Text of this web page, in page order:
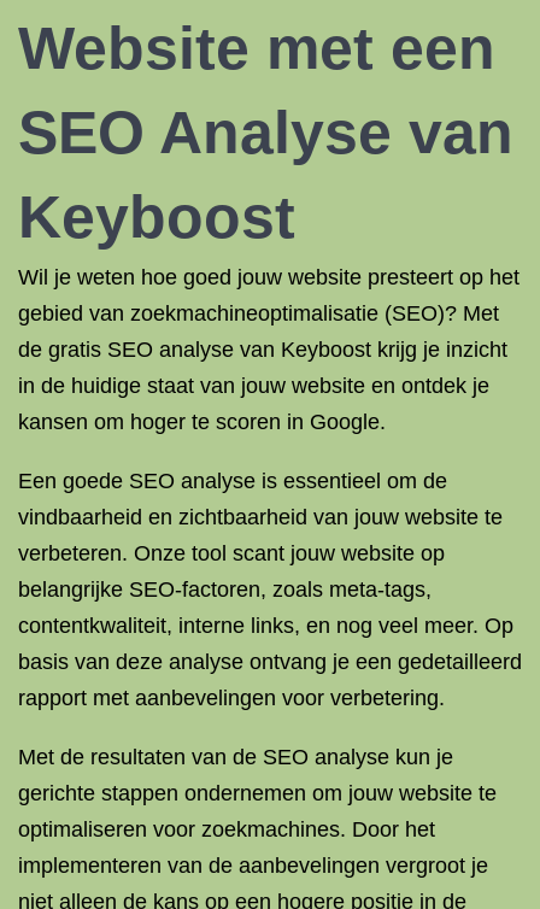
Website met een
SEO Analyse van
Keyboost
Wil je weten hoe goed jouw website presteert op het
gebied van zoekmachineoptimalisatie (SEO)? Met
de gratis SEO analyse van Keyboost krijg je inzicht
in de huidige staat van jouw website en ontdek je
kansen om hoger te scoren in Google.
Een goede SEO analyse is essentieel om de
vindbaarheid en zichtbaarheid van jouw website te
verbeteren. Onze tool scant jouw website op
belangrijke SEO-factoren, zoals meta-tags,
contentkwaliteit, interne links, en nog veel meer. Op
basis van deze analyse ontvang je een gedetailleerd
rapport met aanbevelingen voor verbetering.
Met de resultaten van de SEO analyse kun je
gerichte stappen ondernemen om jouw website te
optimaliseren voor zoekmachines. Door het
implementeren van de aanbevelingen vergroot je
niet alleen de kans op een hogere positie in de